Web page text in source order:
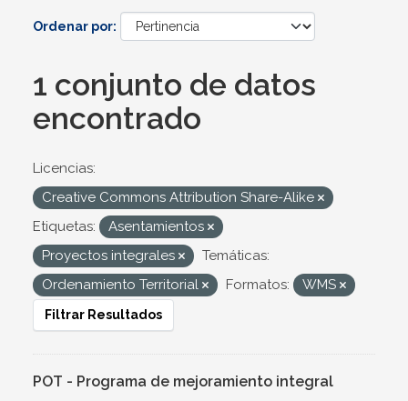
Ordenar por
1 conjunto de datos
encontrado
Licencias:
Creative Commons Attribution Share-Alike
Etiquetas:
Asentamientos
Proyectos integrales
Temáticas:
Ordenamiento Territorial
Formatos: WMS
Filtrar Resultados
POT - Programa de mejoramiento integral